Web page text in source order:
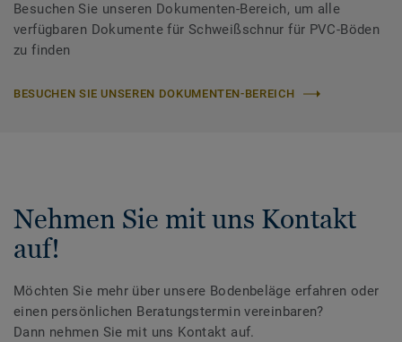
Besuchen Sie unseren Dokumenten-Bereich, um alle
verfügbaren Dokumente für Schweißschnur für PVC-Böden
zu finden
BESUCHEN SIE UNSEREN DOKUMENTEN-BEREICH
Nehmen Sie mit uns Kontakt
auf!
Möchten Sie mehr über unsere Bodenbeläge erfahren oder
einen persönlichen Beratungstermin vereinbaren?
Dann nehmen Sie mit uns Kontakt auf.